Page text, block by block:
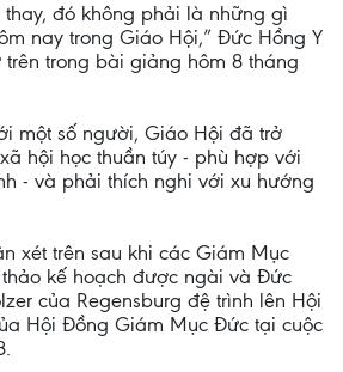
thay, đó không phải là những gì
nay trong Giáo Hội,” Đức Hồng Y
trong bài giảng hôm 8 tháng
một số người, Giáo Hội đã trở
hội học thuần túy - phù hợp với
- và phải thích nghi với xu hướng
xét trên sau khi các Giám Mục
kế hoạch được ngài và Đức
của Regensburg đệ trình lên Hội
Hội Đồng Giám Mục Đức tại cuộc